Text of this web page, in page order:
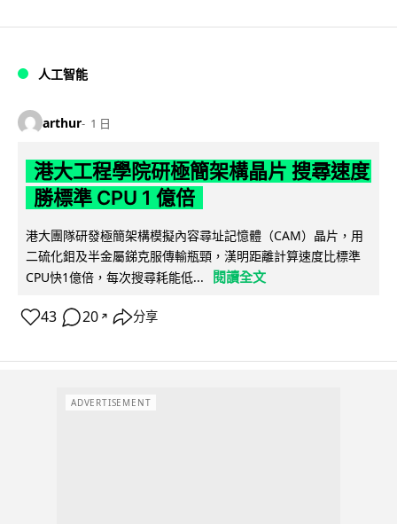
人工智能
arthur 1 日
港大工程學院研極簡架構晶片 搜尋速度
勝標準 CPU 1 億倍
港大團隊研發極簡架構模擬內容尋址記憶體（CAM）晶片，用
二硫化鉬及半金屬銻克服傳輸瓶頸，漢明距離計算速度比標準
CPU快1億倍，每次搜尋耗能低...
閱讀全文
43 20 ↗ 分享
ADVERTISEMENT